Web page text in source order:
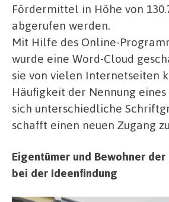
Fördermittel in Höhe von
abgerufen werden.
Mit Hilfe des Online-
wurde eine Word-Cloud
sie von vielen Internetseiten
Häufigkeit der Nennung
sich unterschiedliche
schafft einen neuen Zugang
Eigentümer und Bewohner
bei der Ideenfindung